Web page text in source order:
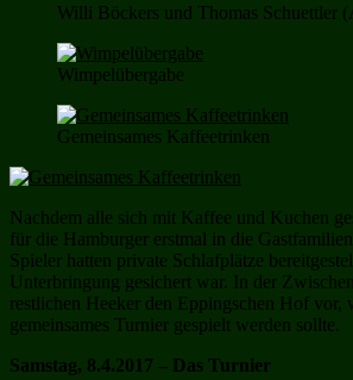
Willi Böckers und Thomas Schuettler
Wimpelübergabe
Gemeinsames Kaffeetrinken
Nachdem alle sich mit Kaffee und Kuchen
für die Hamburger erstmal in die
Spieler hatten private Schlafplätze
Unterbringung gesichert war. In der
restlichen Heeker den Eppingschen Hof vor,
gemeinsames Turnier gespielt werden sollte.
Samstag, 8.4.2017 – Das Turnier